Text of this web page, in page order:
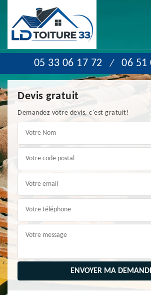
05 33 06 17 72 / 06 51
Devis gratuit
Demandez votre devis, c'est gratuit!